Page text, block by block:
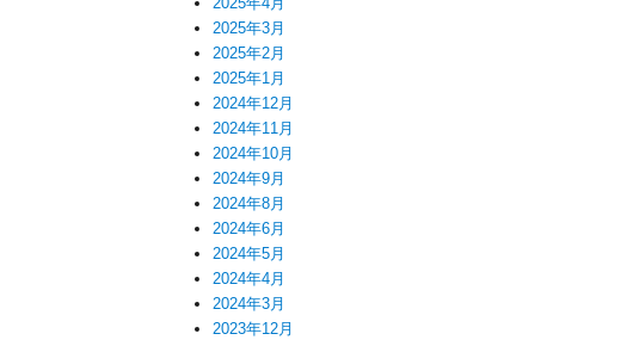
2025年3月
2025年2月
2025年1月
2024年12月
2024年11月
2024年10月
2024年9月
2024年8月
2024年6月
2024年5月
2024年4月
2024年3月
2023年12月